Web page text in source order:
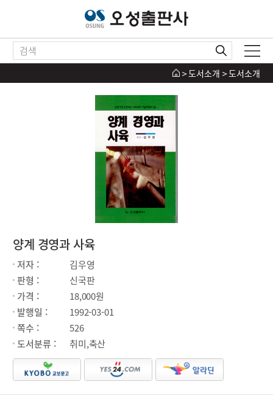
도서소개 도서소개
양계 경영과 사육
저자 :
김우영
판형 :
신국판
가격 :
18,000원
발행일 :
1992-03-01
쪽수 :
526
도서분류 :
취미,축산